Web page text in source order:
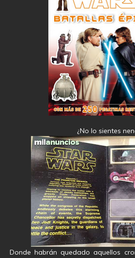
¿No lo sientes
Donde habrán quedado aquellos